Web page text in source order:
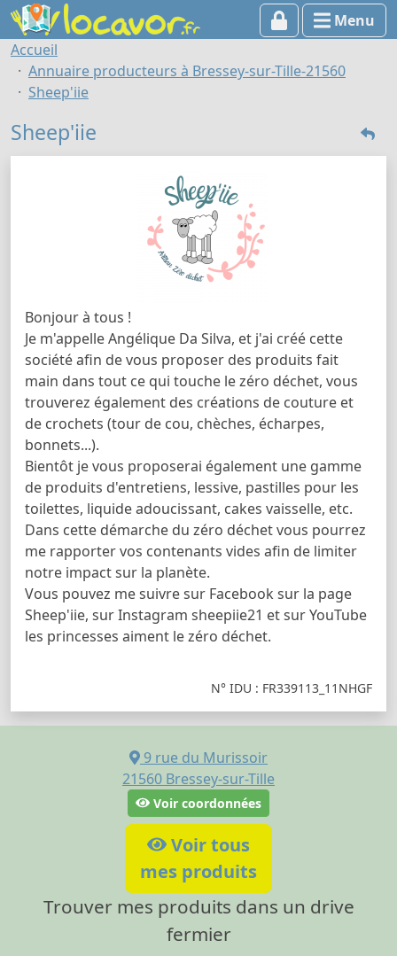
Menu
Accueil
Annuaire producteurs à Bressey-sur-Tille-21560
Sheep'iie
Sheep'iie
Bonjour à tous !
Je m'appelle Angélique Da Silva, et j'ai créé cette
société afin de vous proposer des produits fait
main dans tout ce qui touche le zéro déchet, vous
trouverez également des créations de couture et
de crochets (tour de cou, chèches, écharpes,
bonnets...).
Bientôt je vous proposerai également une gamme
de produits d'entretiens, lessive, pastilles pour les
toilettes, liquide adoucissant, cakes vaisselle, etc.
Dans cette démarche du zéro déchet vous pourrez
me rapporter vos contenants vides afin de limiter
notre impact sur la planète.
Vous pouvez me suivre sur Facebook sur la page
Sheep'iie, sur Instagram sheepiie21 et sur YouTube
les princesses aiment le zéro déchet.
N° IDU : FR339113_11NHGF
9 rue du Murissoir
21560 Bressey-sur-Tille
Voir coordonnées
Voir tous
mes produits
Trouver mes produits dans un drive
fermier